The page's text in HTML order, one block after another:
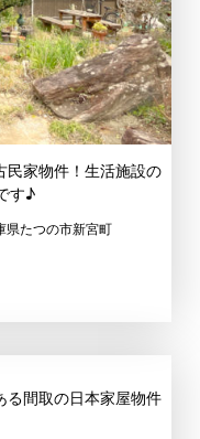
家物件！生活施設の
す♪
県たつの市新宮町
間取の日本家屋物件